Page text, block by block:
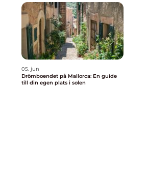
05. jun
Drömboendet på Mallorca: En guide
till din egen plats i solen